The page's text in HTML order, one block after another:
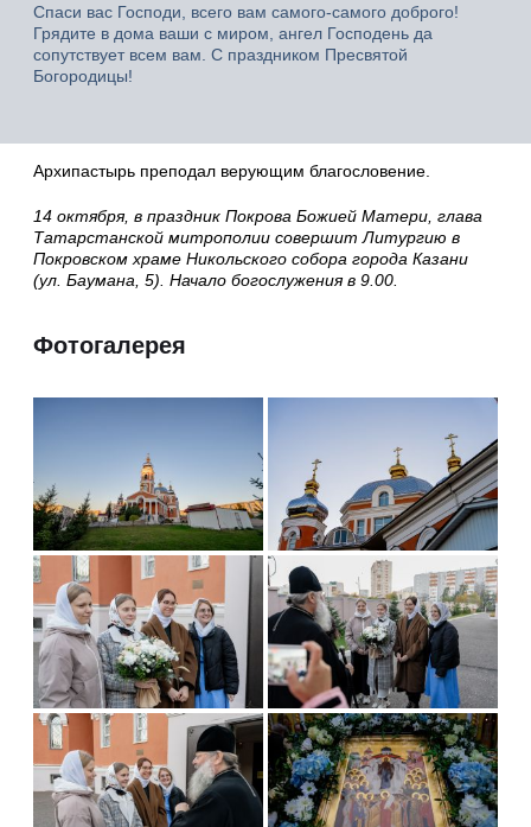
Спаси вас Господи, всего вам самого-самого доброго!
Грядите в дома ваши с миром, ангел Господень да
сопутствует всем вам. С праздником Пресвятой
Богородицы!
Архипастырь преподал верующим благословение.
14 октября, в праздник Покрова Божией Матери, глава
Татарстанской митрополии совершит Литургию в
Покровском храме Никольского собора города Казани
(ул. Баумана, 5). Начало богослужения в 9.00.
Фотогалерея